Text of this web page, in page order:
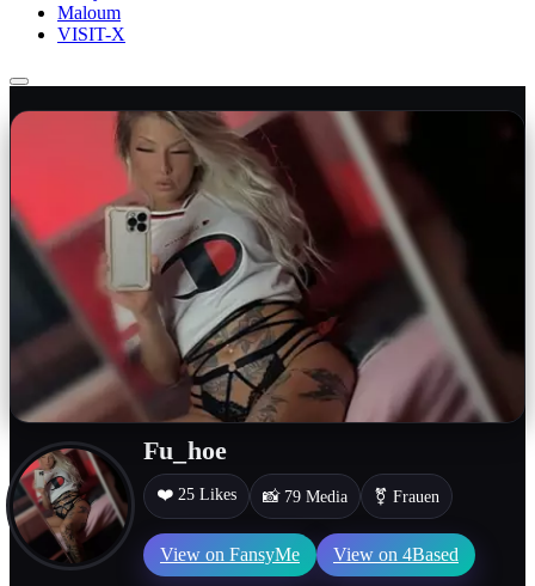
Maloum
VISIT-X
Fu_hoe
❤️ 25 Likes 📸 79 Media ⚧ Frauen
View on FansyMe View on 4Based